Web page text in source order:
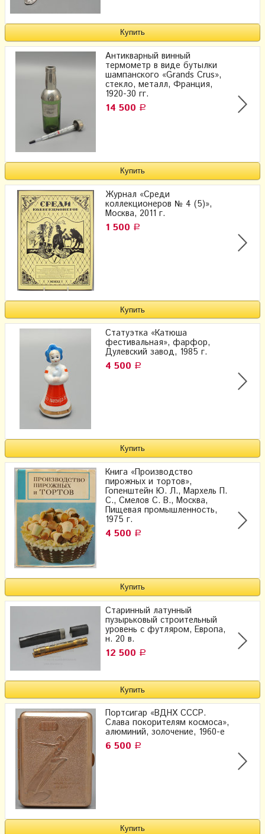
Антикварный винный
термометр в виде бутылки
шампанского «Grands Crus»,
стекло, металл, Франция,
1920-30 гг.
14 500 Р
Журнал «Среди
коллекционеров № 4 (5)»,
Москва, 2011 г.
1 500 Р
Статуэтка «Катюша
фестивальная», фарфор,
Дулевский завод, 1985 г.
4 500 Р
Книга «Производство
пирожных и тортов»,
Гопенштейн Ю. Л., Мархель П.
С., Смелов С. В., Москва,
Пищевая промышленность,
1975 г.
4 500 Р
Старинный латунный
пузырьковый строительный
уровень с футляром, Европа,
н. 20 в.
12 500 Р
Портсигар «ВДНХ СССР.
Слава покорителям космоса»,
алюминий, золочение, 1960-е
6 500 Р